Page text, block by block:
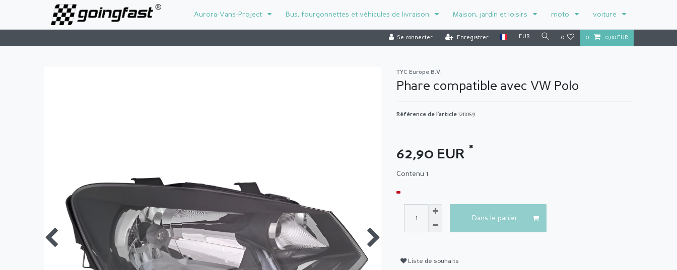
Aurora-Vans-Project Bus, fourgonnettes et véhicules de livraison Maison, jardin et loisirs moto voiture
Se connecter Enregistrer EUR 0 0 0,00 EUR
TYC Europe B.V.
Phare compatible avec VW Polo
Référence de l’article 1211059
62,90 EUR *
Contenu 1
Dans le panier
Liste de souhaits